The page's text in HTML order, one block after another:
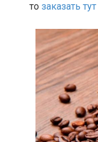
то заказать тут